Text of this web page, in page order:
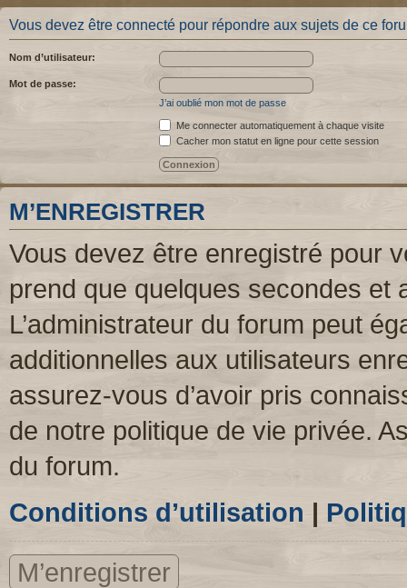
Vous devez être connecté pour répondre aux sujets de ce
Nom d’utilisateur:
Mot de passe:
J’ai oublié mon mot de passe
Me connecter automatiquement à chaque visite
Cacher mon statut en ligne pour cette session
M’ENREGISTRER
Vous devez être enregistré pour
prend que quelques secondes et
L’administrateur du forum peut
additionnelles aux utilisateurs
assurez-vous d’avoir pris
de notre politique de vie privée.
du forum.
Conditions d’utilisation |
M’enregistrer